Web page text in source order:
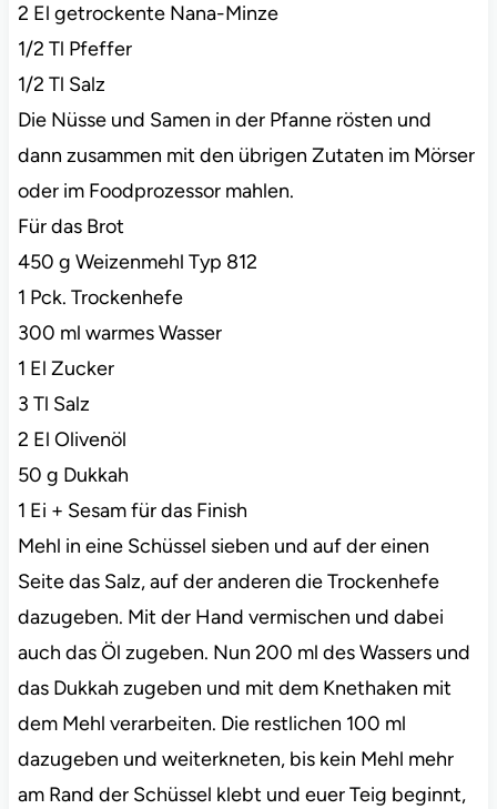
2 El getrockente Nana-Minze
1/2 Tl Pfeffer
1/2 Tl Salz
Die Nüsse und Samen in der Pfanne rösten und
dann zusammen mit den übrigen Zutaten im Mörser
oder im Foodprozessor mahlen.
Für das Brot
450 g Weizenmehl Typ 812
1 Pck. Trockenhefe
300 ml warmes Wasser
1 El Zucker
3 Tl Salz
2 El Olivenöl
50 g Dukkah
1 Ei + Sesam für das Finish
Mehl in eine Schüssel sieben und auf der einen
Seite das Salz, auf der anderen die Trockenhefe
dazugeben. Mit der Hand vermischen und dabei
auch das Öl zugeben. Nun 200 ml des Wassers und
das Dukkah zugeben und mit dem Knethaken mit
dem Mehl verarbeiten. Die restlichen 100 ml
dazugeben und weiterkneten, bis kein Mehl mehr
am Rand der Schüssel klebt und euer Teig beginnt,